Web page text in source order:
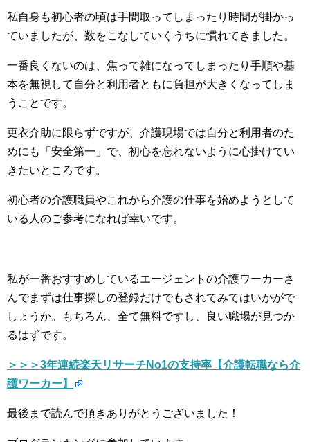
私自身も初心者の頃は手間取ってしまったり時間が掛かっ
ていましたが、数をこなしていくうちに慣れてきました。
一番良くないのは、焦って雑になってしまったり手順や基
本を無視して自分と利用者ともに負担が大きくなってしま
うことです。
更衣介助に限らずですが、介護現場では自分と利用者のた
めにも「安全第一」で、初心を忘れないように心掛けてい
きたいところです。
初心者の介護職員やこれから介護の仕事を始めようとして
いる人のご参考になれば幸いです。
私が一番おすすめしているエージェントの介護ワーカーさ
んでまずは仕事探しの登録だけでもされてみてはいかがで
しょうか。もちろん、全て無料ですし、良い職場が見つか
るはずです。
＞＞＞3年連続楽天リサーチNo1の支持率【介護転職なら介
護ワーカー】
最後まで読んで頂きありがとうございました！